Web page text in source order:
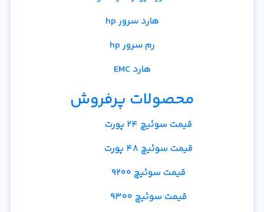
هارد سرور hp
رم سرور hp
هارد EMC
محصولات پرفروش
قیمت سوئیچ 24 پورت
قیمت سوئیچ 48 پورت
قیمت سوئیچ 9200
قیمت سوئیچ 9300